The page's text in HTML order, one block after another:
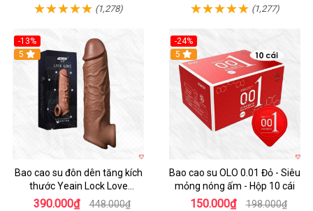
(1,278) (1,277)
-13%
5
Bao cao su đôn dên tăng kích
thước Yeain Lock Love
Raytheon
390.000₫ 448.000₫
-24%
Hot
5
Bao cao su OLO 0.01 Đỏ - Siêu
mỏng nóng ấm - Hộp 10 cái
150.000₫ 198.000₫